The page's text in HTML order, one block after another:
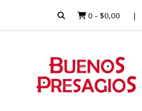
0 - $0,00